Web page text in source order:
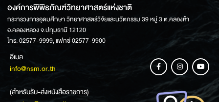
องค์การพิพิธภัณฑ์วิทยาศาสตร์แห่งชาติ
กระทรวงการอุดมศึกษา วิทยาศาสตร์วิจัยและนวัตกรรม 39 หมู่ 3 ต.คลองห้า
อ.คลองหลวง จ.ปทุมธานี 12120
โทร: 02577-9999, แฟกซ์ 02577-9900
อีเมล
info@nsm.or.th
(สำหรับรับ-ส่งหนังสือราชการ)